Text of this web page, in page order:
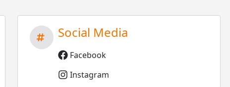
Social Media
Facebook
Instagram